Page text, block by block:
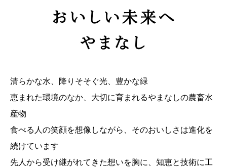
清らかな水、降りそそぐ光、豊かな緑
恵まれた環境のなか、大切に育まれるやまなしの農畜水
産物
食べる人の笑顔を想像しながら、そのおいしさは進化を
続けています
先人から受け継がれてきた想いを胸に、知恵と技術に工